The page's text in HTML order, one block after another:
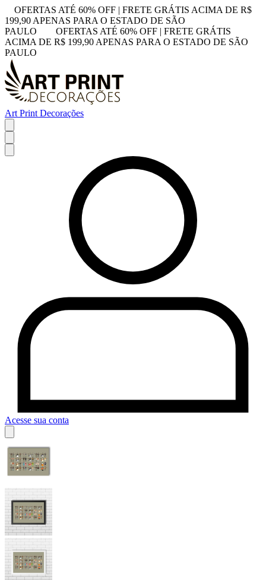
OFERTAS ATÉ 60% OFF | FRETE GRÁTIS ACIMA DE R$
199,90 APENAS PARA O ESTADO DE SÃO
PAULO
OFERTAS ATÉ 60% OFF | FRETE GRÁTIS
ACIMA DE R$ 199,90 APENAS PARA O ESTADO DE SÃO
PAULO
Art Print Decorações
Acesse sua conta